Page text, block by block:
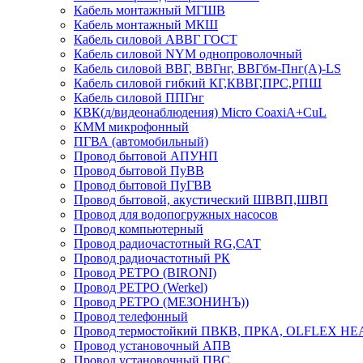
Кабель монтажный МГШВ
Кабель монтажный МКШ
Кабель силовой АВВГ ГОСТ
Кабель силовой NYM однопроволочный
Кабель силовой ВВГ, ВВГнг, ВВГбм-Пнг(А)-LS
Кабель силовой гибкий КГ,КВВГ,ПРС,РПШ
Кабель силовой ППГнг
КВК(д/видеонаблюдения) Micro CoaxiA+CuL
КММ микрофонный
ПГВА (автомобильный)
Провод бытовой АПУНП
Провод бытовой ПуВВ
Провод бытовой ПуГВВ
Провод бытовой, акустический ШВВП,ШВП
Провод для водопогружных насосов
Провод компьютерный
Провод радиочастотный RG,САТ
Провод радиочастотный РК
Провод РЕТРО (BIRONI)
Провод РЕТРО (Werkel)
Провод РЕТРО (МЕЗОНИНЪ))
Провод телефонный
Провод термостойкий ПВКВ, ПРКА, OLFLEX
Провод установочный АПВ